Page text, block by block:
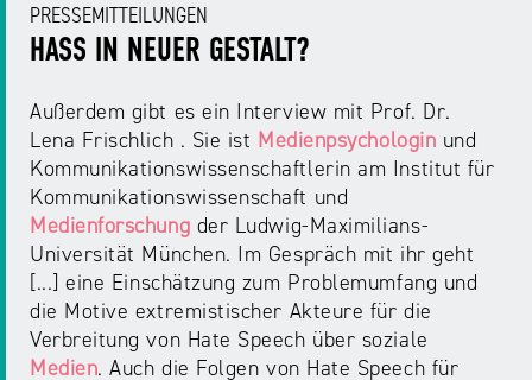
PRESSEMITTEILUNGEN
HASS IN NEUER GESTALT?
Außerdem gibt es ein Interview mit Prof. Dr.
Lena Frischlich . Sie ist Medienpsychologin und
Kommunikationswissenschaftlerin am Institut für
Kommunikationswissenschaft und
Medienforschung der Ludwig-Maximilians-
Universität München. Im Gespräch mit ihr geht
[...] eine Einschätzung zum Problemumfang und
die Motive extremistischer Akteure für die
Verbreitung von Hate Speech über soziale
Medien. Auch die Folgen von Hate Speech für